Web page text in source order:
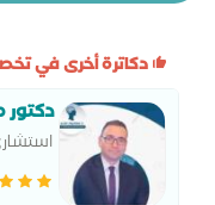
دكاترة أخرى في
والطب